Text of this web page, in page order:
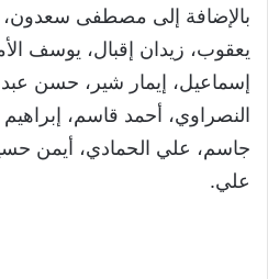
بالإضافة إلى مصطفى سعدون،
يعقوب، زيدان إقبال، يوسف
إسماعيل، إيمار شير، حسن
النصراوي، أحمد قاسم،
جاسم، علي الحمادي، أيمن
علي.